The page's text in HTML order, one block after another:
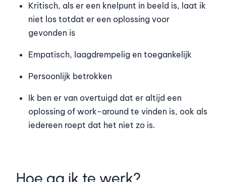
Kritisch, als er een knelpunt in beeld is, laat ik
niet los totdat er een oplossing voor
gevonden is
Empatisch, laagdrempelig en toegankelijk
Persoonlijk betrokken
Ik ben er van overtuigd dat er altijd een
oplossing of work-around te vinden is, ook als
iedereen roept dat het niet zo is.
Hoe ga ik te werk?